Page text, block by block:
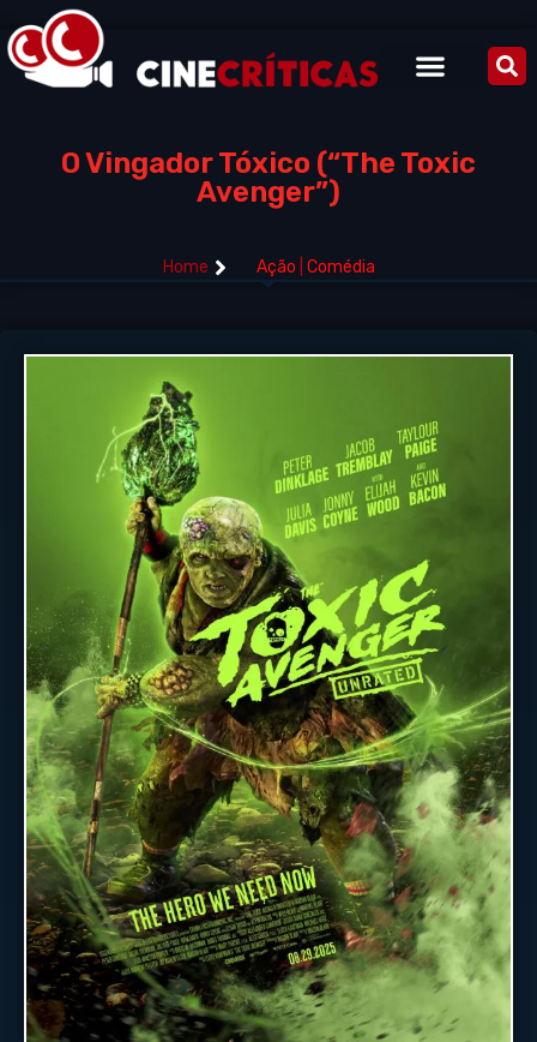
O Vingador Tóxico (“The Toxic
Avenger”)
Home Ação Comédia